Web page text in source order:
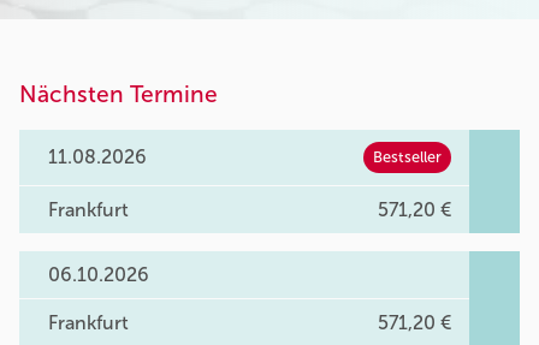
Nächsten Termine
11.08.2026 Bestseller
Frankfurt 571,20 €
06.10.2026
Frankfurt 571,20 €